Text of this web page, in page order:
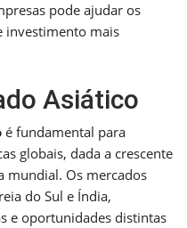
pode ajudar os
investimento mais
Asiático
é fundamental para
globais, dada a crescente
mundial. Os mercados
do Sul e Índia,
e oportunidades distintas